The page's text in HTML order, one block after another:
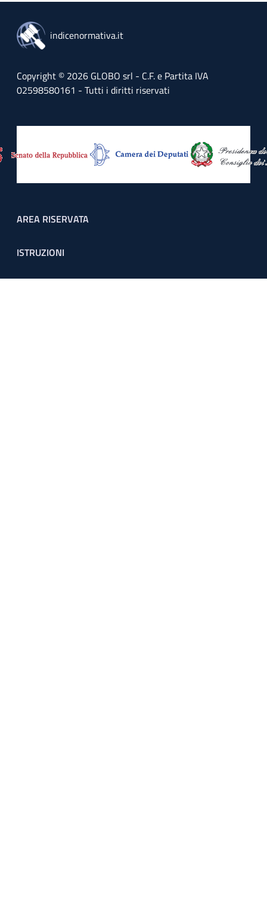
indicenormativa.it
Copyright © 2026 GLOBO srl - C.F. e Partita IVA
02598580161 - Tutti i diritti riservati
Footer menu
AREA RISERVATA
ISTRUZIONI